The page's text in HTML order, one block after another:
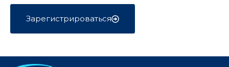
Зарегистрироваться